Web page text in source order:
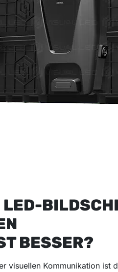
LED-
BESSER?
visuellen Kommunikation ist